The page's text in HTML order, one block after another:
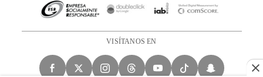
VISÍTANOS EN